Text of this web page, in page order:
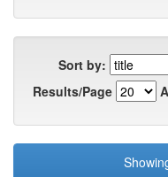
Sort by:
Results/Page